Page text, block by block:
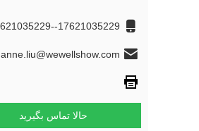
17621035229--17621035229
anne.liu@wewellshow.com
حالا تماس بگیرید